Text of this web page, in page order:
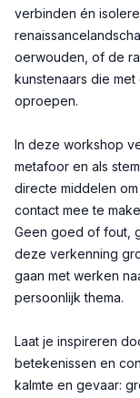
verbinden én
oerwouden, of de
kunstenaars die
oproepen.
In deze workshop
metafoor en als
directe middelen
contact mee te
Geen goed of fout,
deze verkenning
gaan met werken
persoonlijk thema.
Laat je inspireren
betekenissen en
kalmte en gevaar: